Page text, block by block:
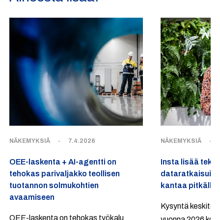
NÄKEMYKSIÄ - 7.4.2026
OEE-laskenta + AI-agentti on
tehokas parivaljakko teollisen
tuotannon solmukohtien
avaamiseen
OEE-laskenta on tehokas työkalu
NÄKEMYKSIÄ -
Insta lisää
kantaa pitkälle
Kysyntä